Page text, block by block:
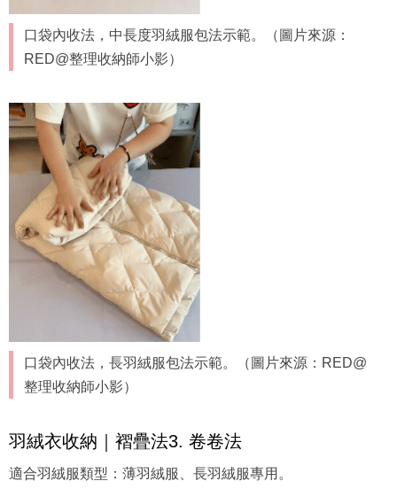
口袋內收法，中長度羽絨服包法示範。（圖片來源：
RED@整理收納師小影）
口袋內收法，長羽絨服包法示範。（圖片來源：RED@
整理收納師小影）
羽絨衣收納｜褶疊法3. 卷卷法
適合羽絨服類型：薄羽絨服、長羽絨服專用。